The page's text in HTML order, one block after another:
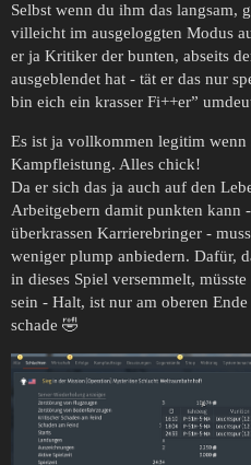
Selbst wenn du ihm das langsam,
villeicht im ausgeloggten Modus
er ja Kritiker der bunten, abseits
ausgeblendet hat - tät er das nur
bin eich ein krasser Fi++er”
Es ist ja vollkommen legitim
Kampfleistung. Alles chick!
Da er sich das ja auch auf den
Arbeitgebern damit punkten kann
überkrassen Karrierebringer -
weniger plump anbiedern. Dafür,
in dieses Spiel versemmelt,
sein - Halt, ist nur am oberen
schade 🤣